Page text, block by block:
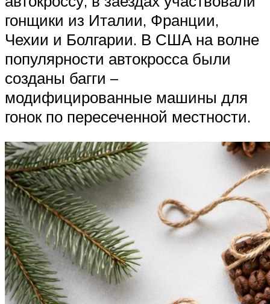
гонщики из Италии, Франции,
Чехии и Болгарии. В США на волне
популярности автокросса были
созданы багги –
модифицированные машины для
гонок по пересеченной местности.